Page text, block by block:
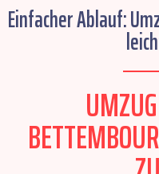
Einfacher Ablauf: